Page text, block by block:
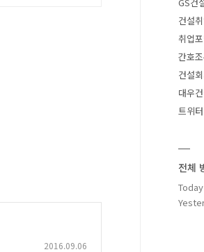
2016.09.06
건설
취업
간호
건설
대우
트위터
전체